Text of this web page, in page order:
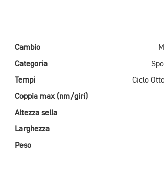
Cambio
Categoria
Tempi
Ciclo
Coppia max (nm/giri)
Altezza sella
Larghezza
Peso